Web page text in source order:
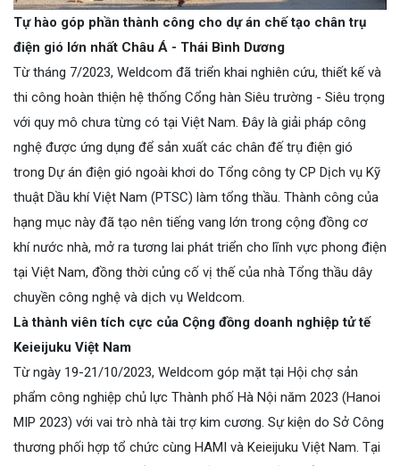
Tự hào góp phần thành công cho dự án chế tạo chân trụ
điện gió lớn nhất Châu Á - Thái Bình Dương
Từ tháng 7/2023, Weldcom đã triển khai nghiên cứu, thiết kế và
thi công hoàn thiện hệ thống Cổng hàn Siêu trường - Siêu trọng
với quy mô chưa từng có tại Việt Nam. Đây là giải pháp công
nghệ được ứng dụng để sản xuất các chân đế trụ điện gió
trong Dự án điện gió ngoài khơi do Tổng công ty CP Dịch vụ Kỹ
thuật Dầu khí Việt Nam (PTSC) làm tổng thầu. Thành công của
hạng mục này đã tạo nên tiếng vang lớn trong cộng đồng cơ
khí nước nhà, mở ra tương lai phát triển cho lĩnh vực phong điện
tại Việt Nam, đồng thời củng cố vị thế của nhà Tổng thầu dây
chuyền công nghệ và dịch vụ Weldcom.
Là thành viên tích cực của Cộng đồng doanh nghiệp tử tế
Keieijuku Việt Nam
Từ ngày 19-21/10/2023, Weldcom góp mặt tại Hội chợ sản
phẩm công nghiệp chủ lực Thành phố Hà Nội năm 2023 (Hanoi
MIP 2023) với vai trò nhà tài trợ kim cương. Sự kiện do Sở Công
thương phối hợp tổ chức cùng HAMI và Keieijuku Việt Nam. Tại